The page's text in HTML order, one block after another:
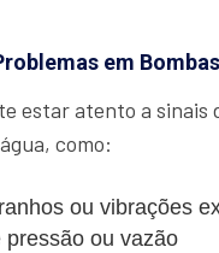
em
estar atento a sinais
como:
ou vibrações
pressão ou vazão